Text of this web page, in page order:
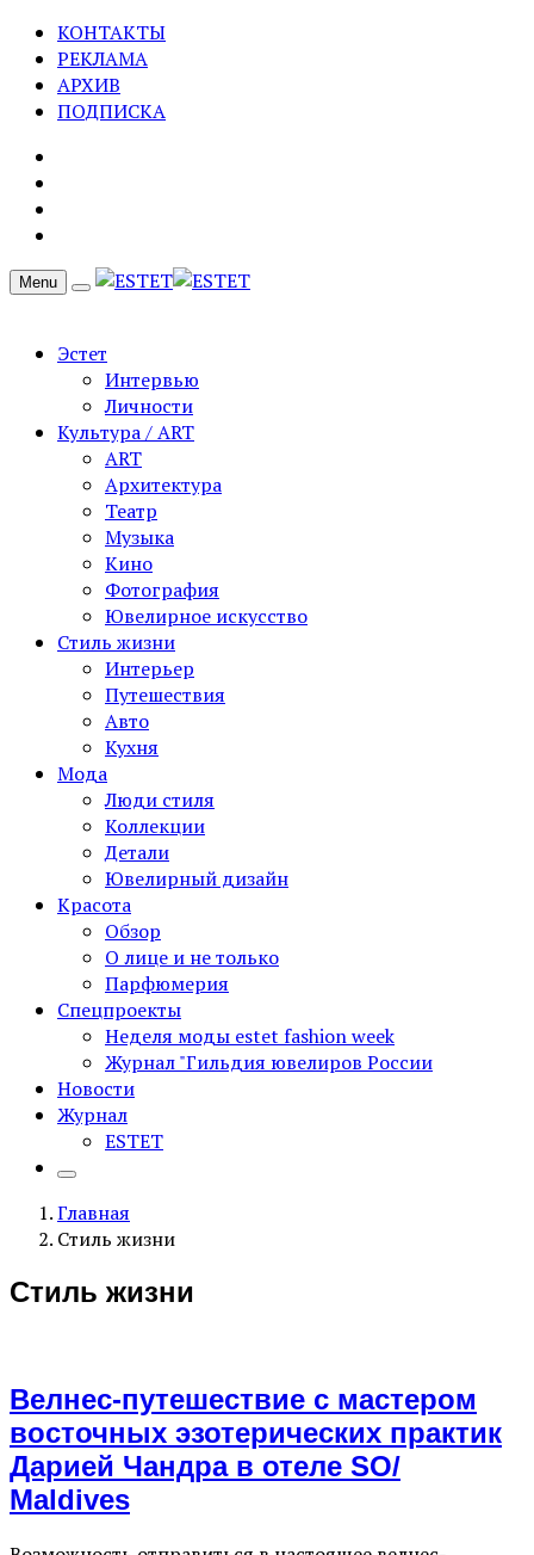
КОНТАКТЫ
РЕКЛАМА
АРХИВ
ПОДПИСКА
Menu
Эстет
Интервью
Личности
Культура / ART
ART
Архитектура
Театр
Музыка
Кино
Фотография
Ювелирное искусство
Стиль жизни
Интерьер
Путешествия
Авто
Кухня
Мода
Люди стиля
Коллекции
Детали
Ювелирный дизайн
Красота
Обзор
О лице и не только
Парфюмерия
Спецпроекты
Неделя моды estet fashion week
Журнал "Гильдия ювелиров России
Новости
Журнал
ESTET
Главная
Стиль жизни
Стиль жизни
Велнес-путешествие с мастером
восточных эзотерических практик
Дарией Чандра в отеле SO/
Maldives